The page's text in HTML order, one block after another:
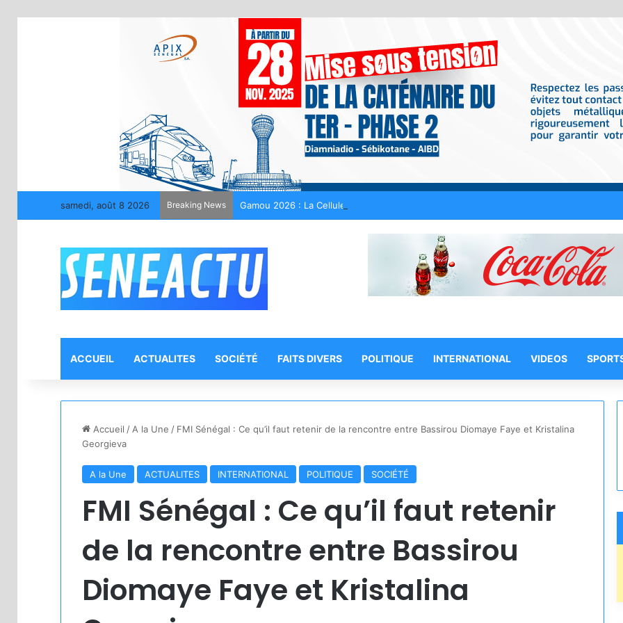
samedi, août 8 2026 Breaking News Gamou 2026 : La Cellule Zawiya Tijaniyya dévoilera son programme ce samedi à
ACCUEIL ACTUALITES SOCIÉTÉ FAITS DIVERS POLITIQUE INTERNATIONAL VIDEOS
Accueil / A la Une / FMI Sénégal : Ce qu’il faut retenir de la rencontre entre Bassirou Diomaye Faye et Kristalina
Georgieva
A la Une ACTUALITES INTERNATIONAL POLITIQUE SOCIÉTÉ
FMI Sénégal : Ce qu’il faut retenir
de la rencontre entre Bassirou
Diomaye Faye et Kristalina